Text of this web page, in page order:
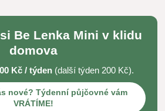
Be Lenka Mini v klidu
domova
Kč / týden (další týden 200 Kč).
nové? Týdenní půjčovné vám
VRÁTÍME!